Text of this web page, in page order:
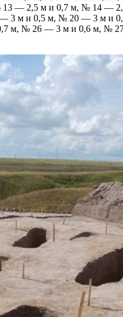
— 2,5 м и 0,7 м, № 14 —
3 м и 0,5 м, № 20 — 3 м и
м, № 26 — 3 м и 0,6 м, №